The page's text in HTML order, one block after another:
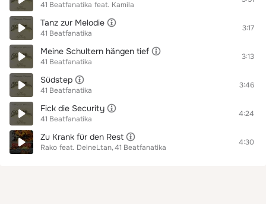
41 Beatfanatika feat. Kamila
Tanz zur Melodie
41 Beatfanatika
3:17
Meine Schultern hängen tief
41 Beatfanatika
3:13
Südstep
41 Beatfanatika
3:46
Fick die Security
41 Beatfanatika
4:24
Zu Krank für den Rest
Rako feat. DeineLtan 41 Beatfanatika
4:30